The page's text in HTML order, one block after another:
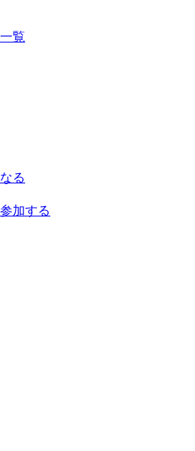
覧
る
加する